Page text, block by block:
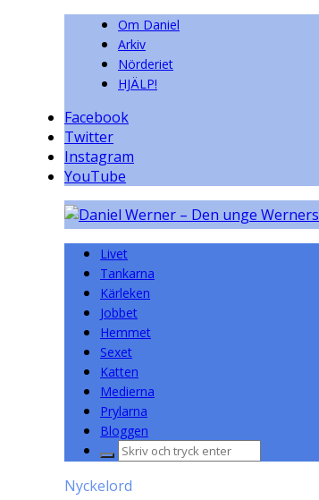
Om Daniel
Arkiv
Nörderiet
HJÄLP!
Facebook
Twitter
Instagram
YouTube
Livet
Tankarna
Kärleken
Jobbet
Hemmet
Sexet
Katten
Medierna
Prylarna
Bloggen
Sök
Nyckelord